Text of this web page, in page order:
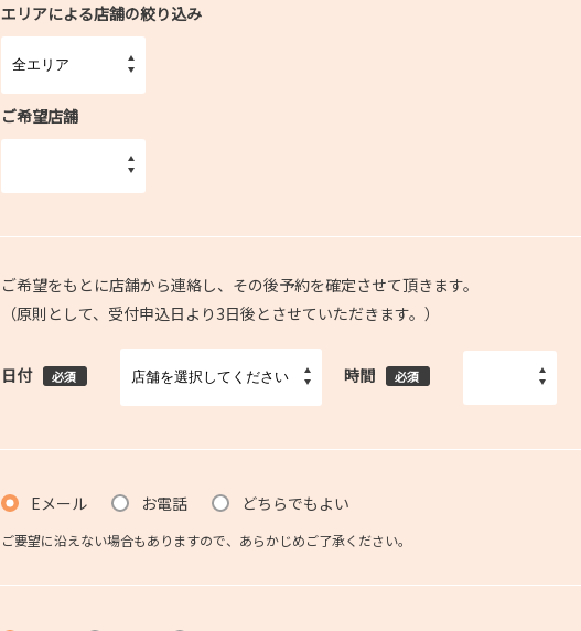
エリアによる店舗の絞り込み
ご希望店舗
ご希望をもとに店舗から連絡し、その後予約を確定させて頂きます。
（原則として、受付申込日より3日後とさせていただきます。）
日付 必須 時間 必須
Eメール お電話 どちらでもよい
ご要望に沿えない場合もありますので、あらかじめご了承ください。